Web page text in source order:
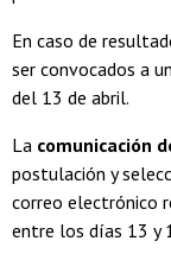
En caso de
ser convocados a
del 13 de abril.
La comunicación
postulación y
correo electrónico
entre los días 13 y